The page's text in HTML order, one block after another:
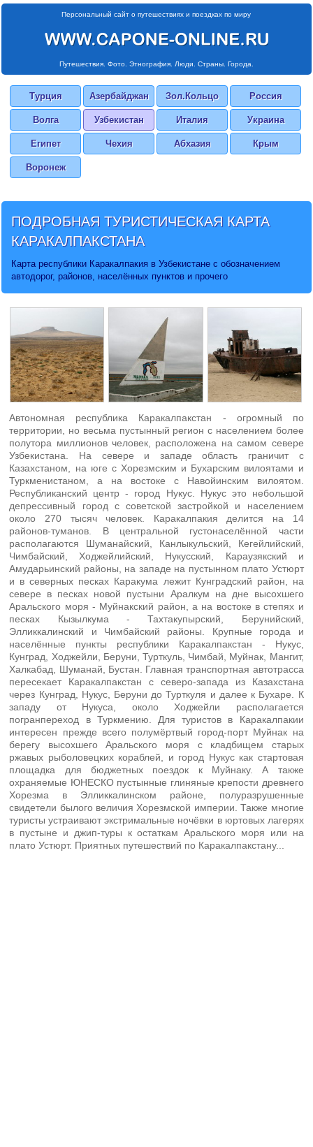
Персональный сайт о путешествиях и поездках по миру
Путешествия. Фото. Этнография. Люди. Страны. Города.
Турция Азербайджан Зол.Кольцо Россия
Волга Узбекистан Италия Украина
Египет Чехия Абхазия Крым
Воронеж
ПОДРОБНАЯ ТУРИСТИЧЕСКАЯ КАРТА
КАРАКАЛПАКСТАНА
Карта республики Каракалпакия в Узбекистане с обозначением
автодорог, районов, населённых пунктов и прочего
Автономная республика Каракалпакстан - огромный по
территории, но весьма пустынный регион с населением более
полутора миллионов человек, расположена на самом севере
Узбекистана. На севере и западе область граничит с
Казахстаном, на юге с Хорезмским и Бухарским вилоятами и
Туркменистаном, а на востоке с Навойинским вилоятом.
Республиканский центр - город Нукус. Нукус это небольшой
депрессивный город с советской застройкой и населением
около 270 тысяч человек. Каракалпакия делится на 14
районов-туманов. В центральной густонаселённой части
располагаются Шуманайский, Канлыкульский, Кегейлийский,
Чимбайский, Ходжейлийский, Нукусский, Караузякский и
Амударьинский районы, на западе на пустынном плато Устюрт
и в северных песках Каракума лежит Кунградский район, на
севере в песках новой пустыни Аралкум на дне высохшего
Аральского моря - Муйнакский район, а на востоке в степях и
песках Кызылкума - Тахтакупырский, Берунийский,
Элликкалинский и Чимбайский районы. Крупные города и
населённые пункты республики Каракалпакстан - Нукус,
Кунград, Ходжейли, Беруни, Турткуль, Чимбай, Муйнак, Мангит,
Халкабад, Шуманай, Бустан. Главная транспортная автотрасса
пересекает Каракалпакстан с северо-запада из Казахстана
через Кунград, Нукус, Беруни до Турткуля и далее к Бухаре. К
западу от Нукуса, около Ходжейли располагается
погранпереход в Туркмению. Для туристов в Каракалпакии
интересен прежде всего полумёртвый город-порт Муйнак на
берегу высохшего Аральского моря с кладбищем старых
ржавых рыболовецких кораблей, и город Нукус как стартовая
площадка для бюджетных поездок к Муйнаку. А также
охраняемые ЮНЕСКО пустынные глиняные крепости древнего
Хорезма в Элликкалинском районе, полуразрушенные
свидетели былого величия Хорезмской империи. Также многие
туристы устраивают экстримальные ночёвки в юртовых лагерях
в пустыне и джип-туры к остаткам Аральского моря или на
плато Устюрт. Приятных путешествий по Каракалпакстану...